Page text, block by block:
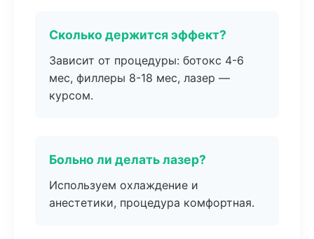
Сколько держится эффект?
Зависит от процедуры: ботокс 4-6
мес, филлеры 8-18 мес, лазер —
курсом.
Больно ли делать лазер?
Используем охлаждение и
анестетики, процедура комфортная.